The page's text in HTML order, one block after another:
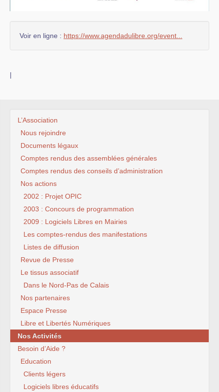
Voir en ligne : https://www.agendadulibre.org/event...
|
L’Association
Nous rejoindre
Documents légaux
Comptes rendus des assemblées générales
Comptes rendus des conseils d’administration
Nos actions
2002 : Projet OPIC
2003 : Concours de programmation
2009 : Logiciels Libres en Mairies
Les comptes-rendus des manifestations
Listes de diffusion
Revue de Presse
Le tissus associatif
Dans le Nord-Pas de Calais
Nos partenaires
Espace Presse
Libre et Libertés Numériques
Nos Activités
Besoin d’Aide ?
Education
Clients légers
Logiciels libres éducatifs